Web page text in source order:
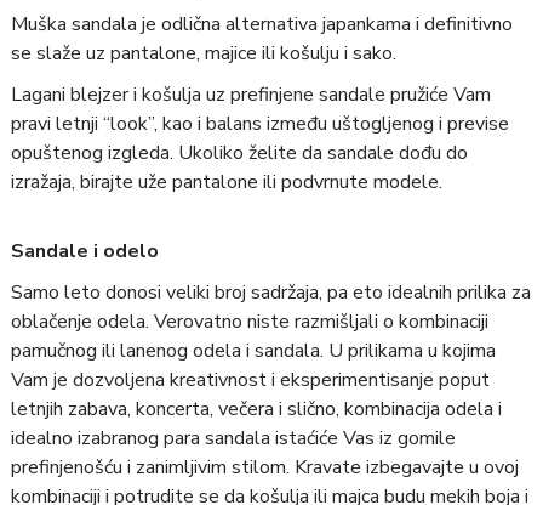
Muška sandala je odlična alternativa japankama i definitivno
se slaže uz pantalone, majice ili košulju i sako.
Lagani blejzer i košulja uz prefinjene sandale pružiće Vam
pravi letnji “look”, kao i balans između uštogljenog i previse
opuštenog izgleda. Ukoliko želite da sandale dođu do
izražaja, birajte uže pantalone ili podvrnute modele.
Sandale i odelo
Samo leto donosi veliki broj sadržaja, pa eto idealnih prilika za
oblačenje odela. Verovatno niste razmišljali o kombinaciji
pamučnog ili lanenog odela i sandala. U prilikama u kojima
Vam je dozvoljena kreativnost i eksperimentisanje poput
letnjih zabava, koncerta, večera i slično, kombinacija odela i
idealno izabranog para sandala istaćiće Vas iz gomile
prefinjenošću i zanimljivim stilom. Kravate izbegavajte u ovoj
kombinaciji i potrudite se da košulja ili majca budu mekih boja i